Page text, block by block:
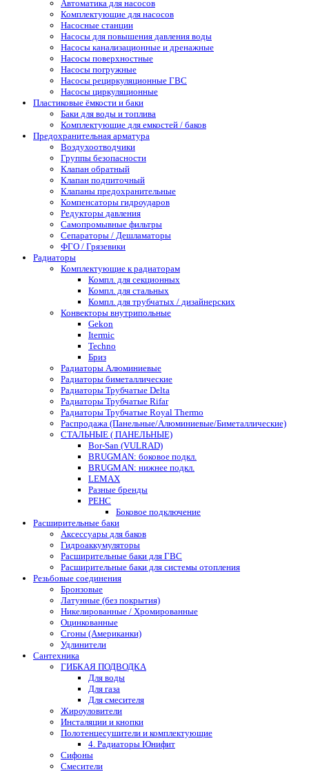
Автоматика для насосов
Комплектующие для насосов
Насосные станции
Насосы для повышения давления воды
Насосы канализационные и дренажные
Насосы поверхностные
Насосы погружные
Насосы рециркуляционные ГВС
Насосы циркуляционные
Пластиковые ёмкости и баки
Баки для воды и топлива
Комплектующие для емкостей / баков
Предохранительная арматура
Воздухоотводчики
Группы безопасности
Клапан обратный
Клапан подпиточный
Клапаны предохранительные
Компенсаторы гидроударов
Редукторы давления
Самопромывные фильтры
Сепараторы / Дешламаторы
ФГО / Грязевики
Радиаторы
Комплектующие к радиаторам
Компл. для секционных
Компл. для стальных
Компл. для трубчатых / дизайнерских
Конвекторы внутрипольные
Gekon
Itermic
Techno
Бриз
Радиаторы Алюминиевые
Радиаторы биметаллические
Радиаторы Трубчатые Delta
Радиаторы Трубчатые Rifar
Радиаторы Трубчатые Royal Thermo
Распродажа (Панельные/Алюминиевые/Биметаллические)
СТАЛЬНЫЕ ( ПАНЕЛЬНЫЕ)
Bor-San (VULRAD)
BRUGMAN: боковое подкл.
BRUGMAN: нижнее подкл.
LEMAX
Разные бренды
РЕНС
Боковое подключение
Расширительные баки
Аксессуары для баков
Гидроаккумуляторы
Расширительные баки для ГВС
Расширительные баки для системы отопления
Резьбовые соединения
Бронзовые
Латунные (без покрытия)
Никелированные / Хромированные
Оцинкованные
Сгоны (Американки)
Удлинители
Сантехника
ГИБКАЯ ПОДВОДКА
Для воды
Для газа
Для смесителя
Жироуловители
Инсталяции и кнопки
Полотенцесушители и комплектующие
4. Радиаторы Юнифит
Сифоны
Смесители